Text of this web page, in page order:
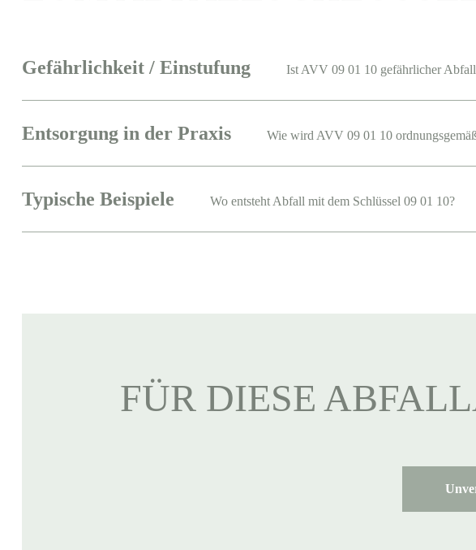
Gefährlichkeit / Einstufung Ist AVV 09 01 10 gefährlicher
Entsorgung in der Praxis Wie wird AVV 09 01 10
Typische Beispiele Wo entsteht Abfall mit dem Schlüssel 09 01 10?
FÜR DIESE